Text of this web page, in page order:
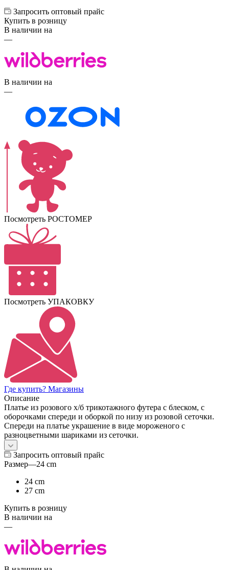
Запросить оптовый прайс
Купить в розницу
В наличии на
—
В наличии на
—
Посмотреть РОСТОМЕР
Посмотреть УПАКОВКУ
Где купить? Магазины
Описание
Платье из розового х/б трикотажного футера с блеском, с
оборочками спереди и оборкой по низу из розовой сеточки.
Спереди на платье украшение в виде мороженого с
разноцветными шариками из сеточки.
Запросить оптовый прайс
Размер—24 cm
24 cm
27 cm
Купить в розницу
В наличии на
—